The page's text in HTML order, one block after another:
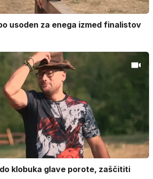
usoden za enega izmed finalistov
klobuka glave porote, zaščititi